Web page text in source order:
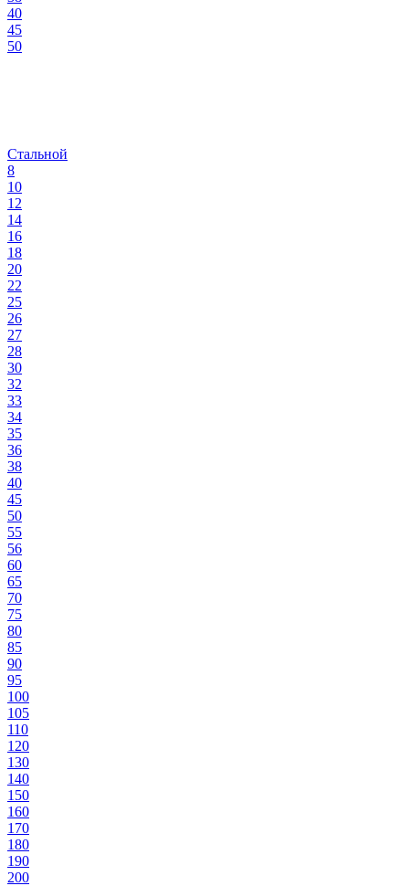
40
45
50
Стальной
8
10
12
14
16
18
20
22
25
26
27
28
30
32
33
34
35
36
38
40
45
50
55
56
60
65
70
75
80
85
90
95
100
105
110
120
130
140
150
160
170
180
190
200